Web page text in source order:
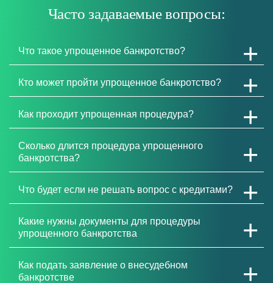
Часто задаваемые вопросы:
Что такое упрощенное банкротство?
Кто может пройти упрощенное банкротство?
Как проходит упрощенная процедура?
Сколько длится процедура упрощенного
банкротства?
Что будет если не решать вопрос с кредитами?
Какие нужны документы для процедуры
упрощенного банкротства
Как подать заявление о внесудебном
банкротстве